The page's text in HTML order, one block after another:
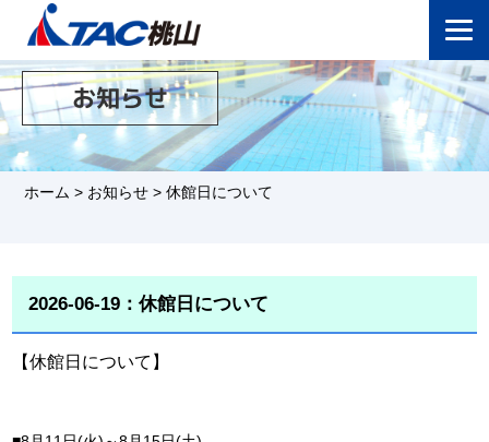
お知らせ
ホーム > お知らせ >休館日について
2026-06-19：休館日について
【休館日について】